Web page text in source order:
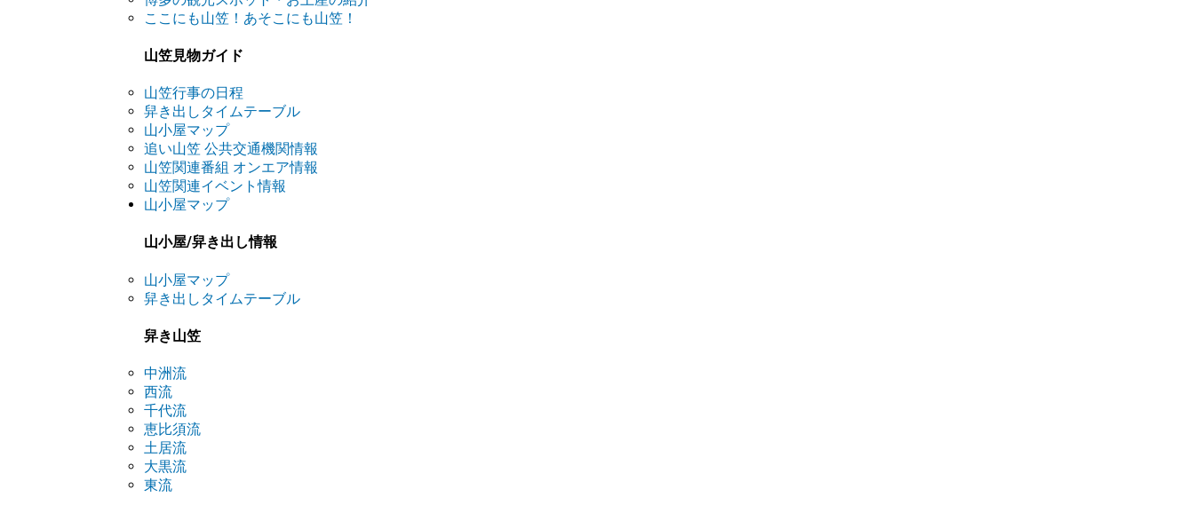
ここにも山笠！あそこにも山笠！
山笠見物ガイド
山笠行事の日程
舁き出しタイムテーブル
山小屋マップ
追い山笠 公共交通機関情報
山笠関連番組 オンエア情報
山笠関連イベント情報
山小屋マップ
山小屋/舁き出し情報
山小屋マップ
舁き出しタイムテーブル
舁き山笠
中洲流
西流
千代流
恵比須流
土居流
大黒流
東流